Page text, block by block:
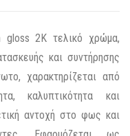
gloss 2Κ τελικό χρώμα,
και συντήρησης
χαρακτηρίζεται από
καλυπτικότητα και
αντοχή στο φως και